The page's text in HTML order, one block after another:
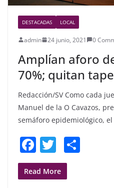
DESTACADAS LOCAL
admin 24 junio, 2021 0
Amplían aforo
70%; quitan
Redacción/SV Como cada
Manuel de la O Cavazos,
semáforo epidemiológico, el
F
a
c
T
w
itt
Read More